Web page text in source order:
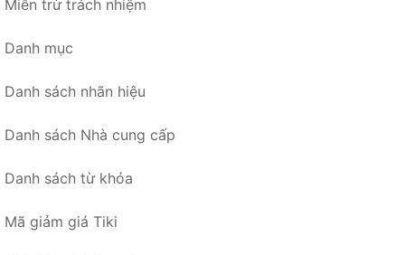
Miễn trừ trách nhiệm
Danh mục
Danh sách nhãn hiệu
Danh sách Nhà cung cấp
Danh sách từ khóa
Mã giảm giá Tiki